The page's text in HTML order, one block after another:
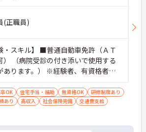
(正職員)
・スキル】 ■普通自動車免許（ＡＴ
） （病院受診の付き添いで使用する
あります。） ※経験者、有資格者優
祉系資格あれば尚可
OK 住宅手当・補助 無資格OK
研修制度あり
あり
高収入 社会保険完備
交通費支給